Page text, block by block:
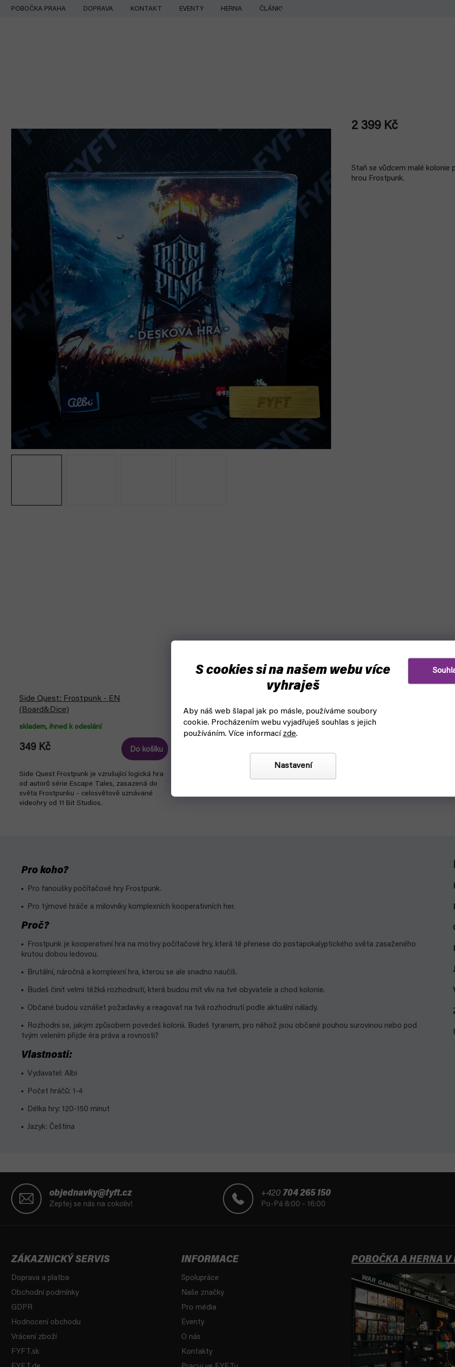
S cookies si na našem webu více
vyhraješ
Aby náš web šlapal jak po másle, používáme soubory
cookie. Procházením webu vyjadřuješ souhlas s jejich
používáním. Více informací zde.
Nastavení
Přejít
POBOČKA PRAHA DOPRAVA KONTAKT EVENTY HERNA ČLÁNKY
2 399 Kč
Staň se vůdcem malé kolonie
hrou Frostpunk.
Side Quest: Frostpunk - EN
(Board&Dice)
skladem, ihned k odeslání
349 Kč Do košíku
Side Quest Frostpunk je vzrušující logická hra
od autorů série Escape Tales, zasazená do
světa Frostpunku - celosvětově uznávané
videohry od 11 Bit Studios.
Pro koho?
Pro fanoušky počítačové hry Frostpunk.
Pro týmové hráče a milovníky komplexních kooperativních her.
Proč?
Frostpunk je kooperativní hra na motivy počítačové hry, která tě přenese do postapokalyptického světa zasaženého
krutou dobou ledovou.
Brutální, náročná a komplexní hra, kterou se ale snadno naučíš.
Budeš činit velmi těžká rozhodnutí, která budou mít vliv na tvé obyvatele a chod kolonie.
Občané budou vznášet požadavky a reagovat na tvá rozhodnutí podle aktuální nálady.
Rozhodni se, jakým způsobem povedeš kolonii. Budeš tyranem, pro něhož jsou občané pouhou surovinou nebo pod
tvým velením přijde éra práva a rovnosti?
Vlastnosti:
Vydavatel: Albi
Počet hráčů: 1-4
Délka hry: 120-150 minut
Jazyk: Čeština
objednavky@fyft.cz
Zeptej se nás na cokoliv!
+420 704 265 150
Po-Pá 8:00 - 16:00
ZÁKAZNICKÝ SERVIS
Doprava a platba
Obchodní podmínky
GDPR
Hodnocení obchodu
Vrácení zboží
FYFT.sk
INFORMACE
Spolupráce
Naše značky
Pro média
Eventy
O nás
Kontakty
POBOČKA A HERNA V